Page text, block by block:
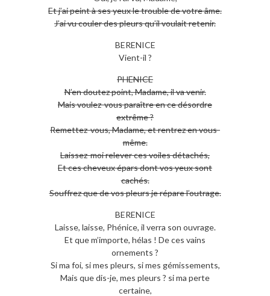
Et j’ai peint à ses yeux le trouble de votre âme.
J’ai vu couler des pleurs qu’il voulait retenir.
BERENICE
Vient-il ?
PHENICE
N’en doutez point, Madame, il va venir.
Mais voulez-vous paraître en ce désordre
extrême ?
Remettez-vous, Madame, et rentrez en vous-
même.
Laissez-moi relever ces voiles détachés,
Et ces cheveux épars dont vos yeux sont
cachés.
Souffrez que de vos pleurs je répare l’outrage.
BERENICE
Laisse, laisse, Phénice, il verra son ouvrage.
Et que m’importe, hélas ! De ces vains
ornements ?
Si ma foi, si mes pleurs, si mes gémissements,
Mais que dis-je, mes pleurs ? si ma perte
certaine,